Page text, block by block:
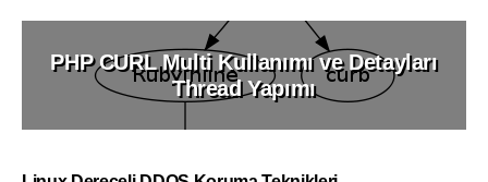
PHP CURL Multi Kullanımı ve Detayları
Thread Yapımı